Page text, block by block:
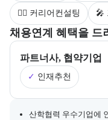
💁‍♀️ 커리어컨설팅 🎤
채용연계 혜택을 드
부트캠프의 채용 연계 기
파트너사, 협약기업
✓ 인재추천
채용 연계와 관련된 추가
산학협력 우수기업에